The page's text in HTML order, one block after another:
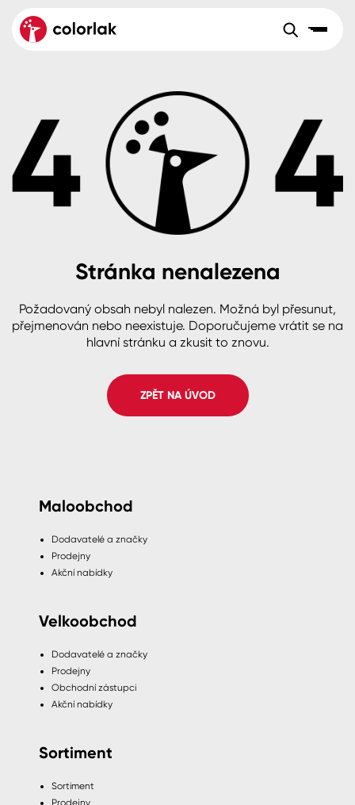
Velkoobchod Sortiment
Aktuality
Reference
O společnosti
B2B +420 800 145 555Po – Pá: 8:00–15:00
Česko
Slovensko Polsko Worldwide
Dřevo
Beton, asfalt, minerální podklady
Plast, sklo, keramika
Stěny
Fasády
Spreje
Colorlak Dekor
Colorlak Profi
Colorlak Pta
Stránka nenalezena
Požadovaný obsah nebyl nalezen. Možná byl přesunut,
přejmenován nebo neexistuje. Doporučujeme vrátit se na
hlavní stránku a zkusit to znovu.
ZPĚT NA ÚVOD
Maloobchod
Dodavatelé a značky
Prodejny
Akční nabídky
Velkoobchod
Dodavatelé a značky
Prodejny
Obchodní zástupci
Akční nabídky
Sortiment
Sortiment